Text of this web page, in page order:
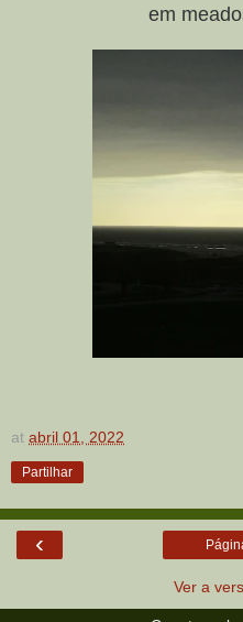
em
at abril 01, 2022
Partilhar
‹
Ver a